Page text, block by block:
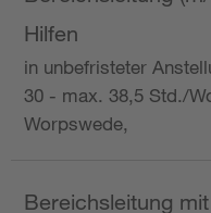
Hilfen
in unbefristeter
30 - max. 38,5 Std./
Worpswede,
Bereichsleitung